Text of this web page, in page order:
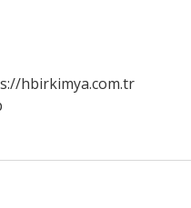
hbirkimya.com.tr